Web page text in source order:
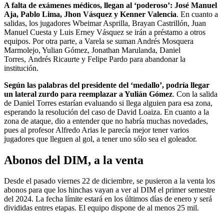
A falta de exámenes médicos, llegan al ‘poderoso’: José Manuel
Aja, Pablo Lima, Jhon Vásquez y Kenner Valencia. En cuanto a
salidas, los jugadores Wbeimar Asprilla, Brayan Castrillón, Juan
Manuel Cuesta y Luis Erney Vásquez se irán a préstamo a otros
equipos. Por otra parte, a Varela se suman Andrés Mosquera
Marmolejo, Yulian Gómez, Jonathan Marulanda, Daniel
Torres, Andrés Ricaurte y Felipe Pardo para abandonar la
institución.
Según las palabras del presidente del ‘medallo’, podría llegar
un lateral zurdo para reemplazar a Yulián Gómez. Con la salida
de Daniel Torres estarían evaluando si llega alguien para esa zona,
esperando la resolución del caso de David Loaiza. En cuanto a la
zona de ataque, dio a entender que no habría muchas novedades,
pues al profesor Alfredo Arias le parecía mejor tener varios
jugadores que lleguen al gol, a tener uno sólo sea el goleador.
Abonos del DIM, a la venta
Desde el pasado viernes 22 de diciembre, se pusieron a la venta los
abonos para que los hinchas vayan a ver al DIM el primer semestre
del 2024. La fecha límite estará en los últimos días de enero y será
divididas entres etapas. El equipo dispone de al menos 25 mil.